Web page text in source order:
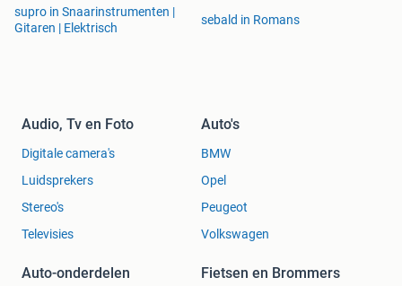
supro in Snaarinstrumenten |
Gitaren | Elektrisch
sebald in Romans
Audio, Tv en Foto
Digitale camera's
Luidsprekers
Stereo's
Televisies
Auto's
BMW
Opel
Peugeot
Volkswagen
Auto-onderdelen Fietsen en Brommers